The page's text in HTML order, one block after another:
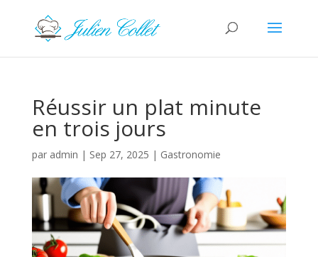
Réussir un plat minute
en trois jours
par admin | Sep 27, 2025 | Gastronomie